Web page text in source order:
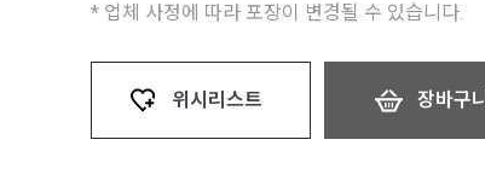
* 업체 사정에 따라 포장이 변경될 수 있습니다.
위시리스트 장바구니